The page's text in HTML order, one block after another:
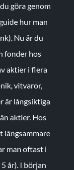
göra genom
hur man
Nu är du
fonder hos
aktier i flera
vitvaror,
är långsiktiga
aktier. Hos
långsammare
man oftast i
år). I början